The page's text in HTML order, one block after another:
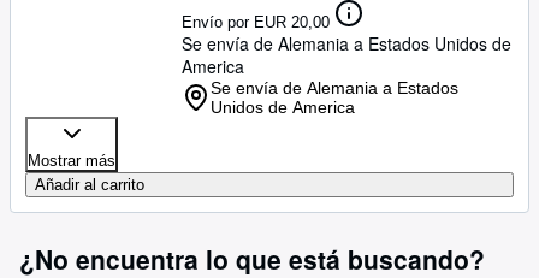
Envío por EUR 20,00
Se envía de Alemania a Estados Unidos de
America
Se envía de Alemania a Estados
Unidos de America
Mostrar más
Añadir al carrito
¿No encuentra lo que está buscando?